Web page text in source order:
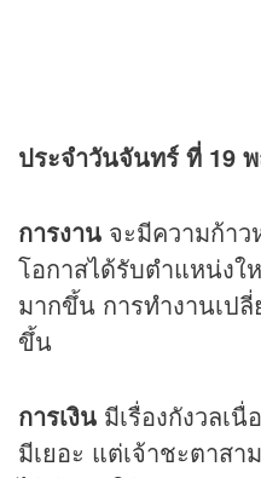
ประจำวันจันทร์ ที่ 19
การงาน จะมีความก้า
โอกาสได้รับตำแหน่งใ
มากขึ้น การทำงานเป
ขึ้น
การเงิน มีเรื่องกังวลเ
มีเยอะ แต่เจ้าชะตาสา